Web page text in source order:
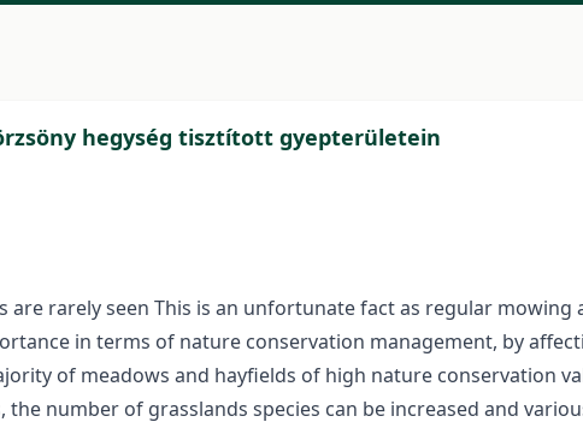
hegység tisztított gyepterületein
rarely seen This is an unfortunate fact as regular
in terms of nature conservation management, by
of meadows and hayfields of high nature conservation
number of grasslands species can be increased and